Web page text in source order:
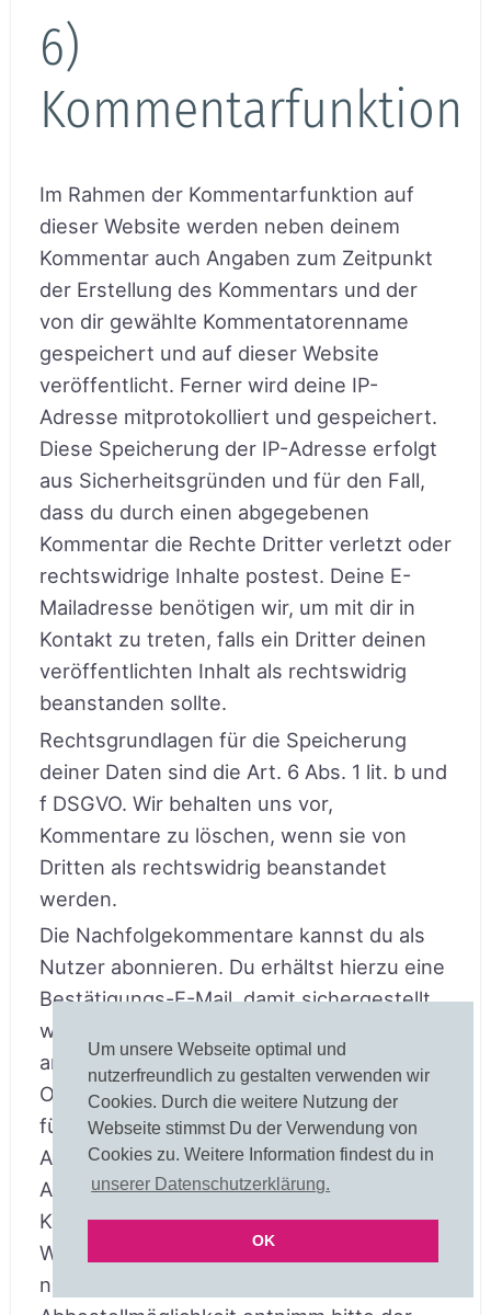
Um unsere Webseite optimal und
nutzerfreundlich zu gestalten verwenden wir
Cookies. Durch die weitere Nutzung der
Webseite stimmst Du der Verwendung von
Cookies zu. Weitere Information findest du in
unserer Datenschutzerklärung.
OK
6)
Kommentarfunktion
Im Rahmen der Kommentarfunktion auf
dieser Website werden neben deinem
Kommentar auch Angaben zum Zeitpunkt
der Erstellung des Kommentars und der
von dir gewählte Kommentatorenname
gespeichert und auf dieser Website
veröffentlicht. Ferner wird deine IP-
Adresse mitprotokolliert und gespeichert.
Diese Speicherung der IP-Adresse erfolgt
aus Sicherheitsgründen und für den Fall,
dass du durch einen abgegebenen
Kommentar die Rechte Dritter verletzt oder
rechtswidrige Inhalte postest. Deine E-
Mailadresse benötigen wir, um mit dir in
Kontakt zu treten, falls ein Dritter deinen
veröffentlichten Inhalt als rechtswidrig
beanstanden sollte.
Rechtsgrundlagen für die Speicherung
deiner Daten sind die Art. 6 Abs. 1 lit. b und
f DSGVO. Wir behalten uns vor,
Kommentare zu löschen, wenn sie von
Dritten als rechtswidrig beanstandet
werden.
Die Nachfolgekommentare kannst du als
Nutzer abonnieren. Du erhältst hierzu eine
Bestätigungs-E-Mail, damit sichergestellt
werden kann, dass du der Inhaber der
angegebenen E-Mail-Adresse bist (Double-
Opt-In-Verfahren). Die Rechtsgrundlage
für die Datenverarbeitung im Falle der
Abonnierung von Kommentaren ist Art. 6
Abs. 1 lit. a DSGVO. Du kannst laufende
Kommentarabonnements jederzeit mit
Wirkung für die Zukunft abbestellen,
nähere Informationen zur